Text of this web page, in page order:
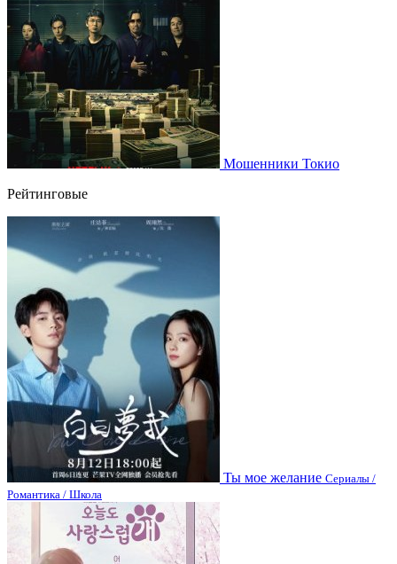
Мошенники Токио
Рейтинговые
Ты мое желание Сериалы /
Романтика / Школа